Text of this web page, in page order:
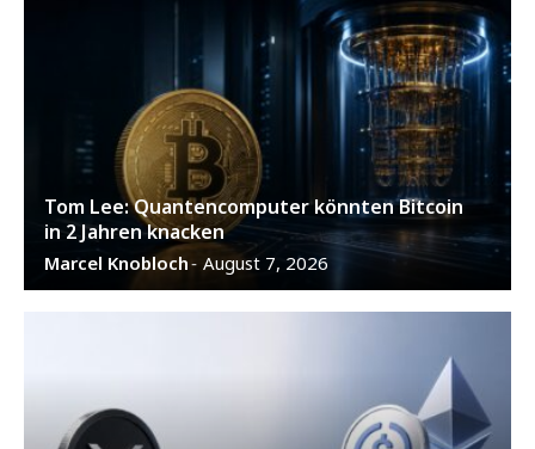
Tom Lee: Quantencomputer könnten Bitcoin
in 2 Jahren knacken
Marcel Knobloch- August 7, 2026